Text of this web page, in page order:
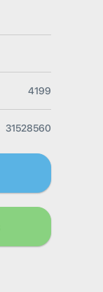
4199
31528560